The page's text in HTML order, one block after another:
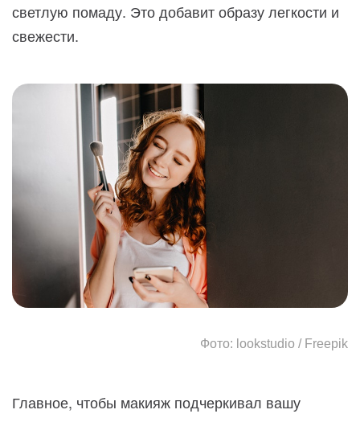
светлую помаду. Это добавит образу легкости и
свежести.
Фото: lookstudio / Freepik
Главное, чтобы макияж подчеркивал вашу